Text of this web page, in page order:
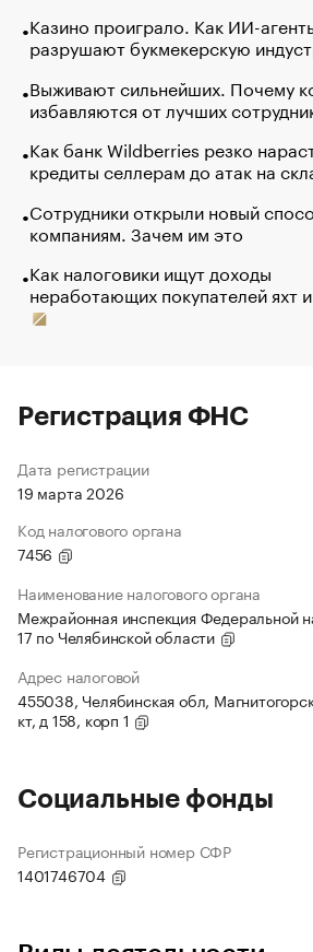
Казино проиграло. Как ИИ-
разрушают букмекерскую
Выживают сильнейших. Почему
избавляются от лучших
Как банк Wildberries резко
кредиты селлерам до атак на
Сотрудники открыли новый
компаниям. Зачем им это
Как налоговики ищут доходы
неработающих покупателей яхт
Регистрация ФНС
Дата регистрации
19 марта 2026
Код налогового органа
7456
Наименование налогового органа
Межрайонная инспекция Федеральной
17 по Челябинской области
Адрес налоговой
455038, Челябинская обл,
кт, д 158, корп 1
Социальные фонды
Регистрационный номер СФР
1401746704